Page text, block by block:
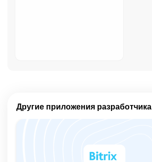
Другие приложения разработчика